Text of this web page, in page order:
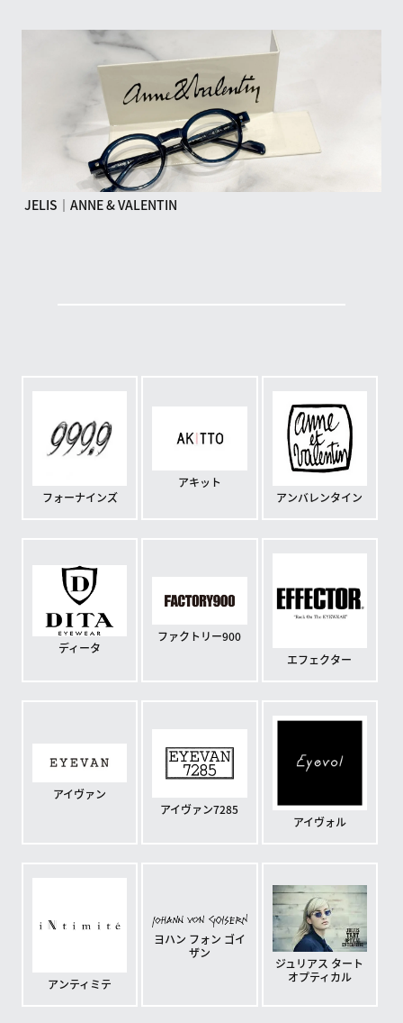
JELIS｜ANNE & VALENTIN
フォーナインズ
アキット
アンバレンタイン
ディータ
ファクトリー900
エフェクター
アイヴァン
アイヴァン7285
アイヴォル
アンティミテ
ヨハン フォン ゴイ
ザン
ジュリアス タート
オプティカル